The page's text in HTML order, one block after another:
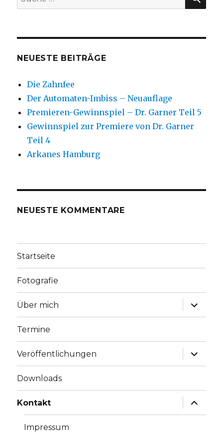
nach:
NEUESTE BEITRÄGE
Die Zahnfee
Der Automaten-Imbiss – Neuauflage
Premieren-Gewinnspiel – Dr. Garner Teil 5
Gewinnspiel zur Premiere von Dr. Garner
Teil 4
Arkanes Hamburg
NEUESTE KOMMENTARE
Startseite
Fotografie
Über mich
Termine
Veröffentlichungen
Downloads
Kontakt
Impressum